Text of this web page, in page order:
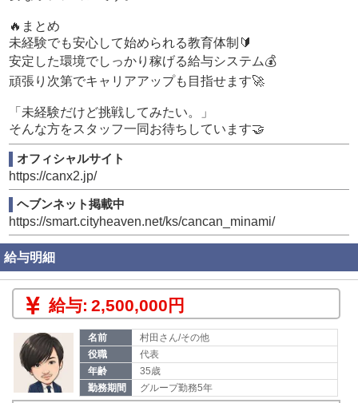
・サイト更新
・データ入力
・アクセス解析
・市場調査
■カメラマン📸
・キャスト撮影
・企画提案
※外注撮影のチャンスあり
「まずはアルバイトから。」
「将来は役職を目指したい。」
「裏方として支えたい。」
など、自分に合った働き方を選べます。
────────────────
🔥 安定 × 高収入 × 将来性
────────────────
月給40〜50万円スタートも可能💰
頑張りは正当に評価し、昇給・昇格へしっかり反映します
🔥まとめ
未経験でも安心して始められる教育体制🔰
安定した環境でしっかり稼げる給与システム💰
頑張り次第でキャリアアップも目指せます🚀
「未経験だけど挑戦してみたい。」
そんな方をスタッフ一同お待ちしています🤝
オフィシャルサイト
https://canx2.jp/
ヘブンネット掲載中
https://smart.cityheaven.net/ks/cancan_minami/
給与明細
給与: 2,500,000円
名前
村田さん/その他
役職
代表
年齢
35歳
勤務期間
グループ勤務5年